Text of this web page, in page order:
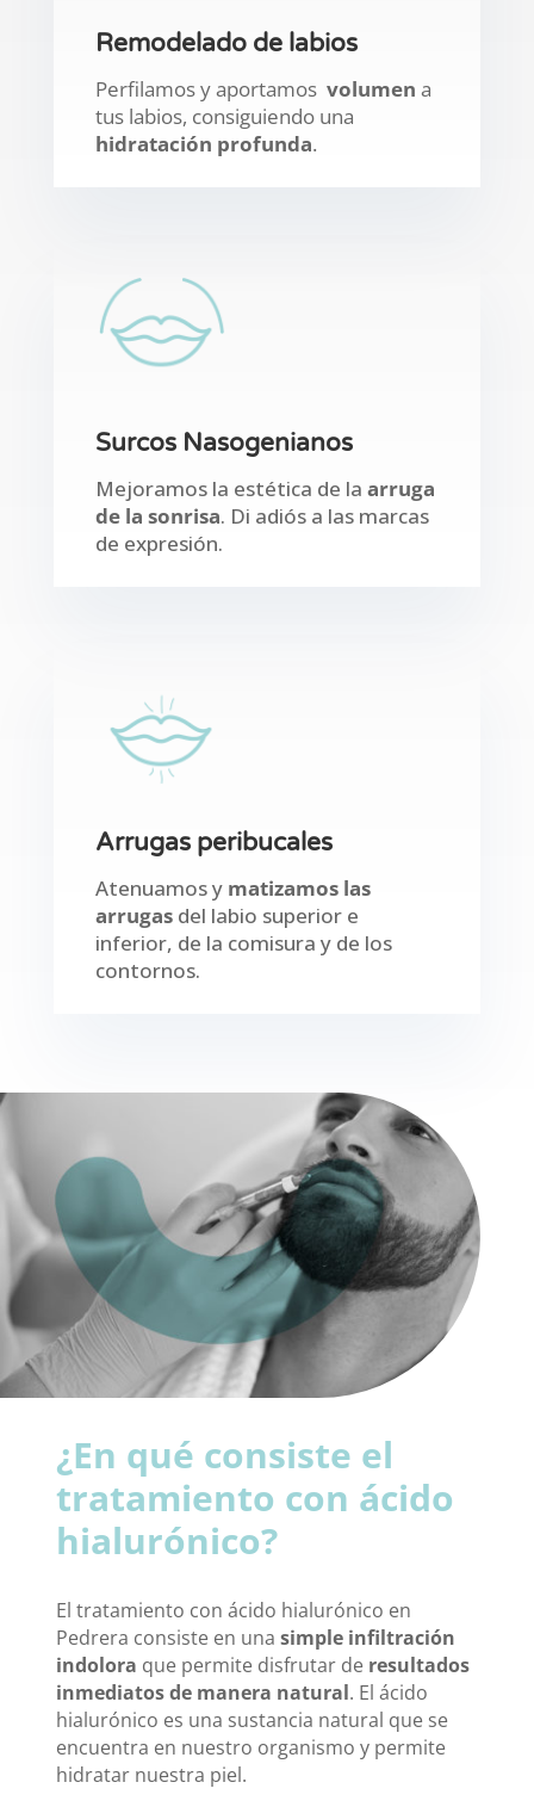
Remodelado de labios
Perfilamos y aportamos volumen a
tus labios, consiguiendo una
hidratación profunda.
Surcos Nasogenianos
Mejoramos la estética de la arruga
de la sonrisa. Di adiós a las marcas
de expresión.
Arrugas peribucales
Atenuamos y matizamos las
arrugasdel labio superior e
inferior, de la comisura y de los
contornos.
¿En qué consiste el
tratamiento con ácido
hialurónico?
El tratamiento con ácido hialurónico en
Pedrera consiste en unasimple infiltración
indolora que permite disfrutar de resultados
inmediatos de manera natural. El ácido
hialurónico es una sustancia natural que se
encuentra en nuestro organismo y permite
hidratar nuestra piel.